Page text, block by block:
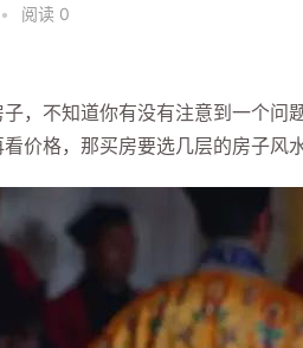
• 阅读 0
，不知道你有没有注意到一个问
价格，那买房要选几层的房子风